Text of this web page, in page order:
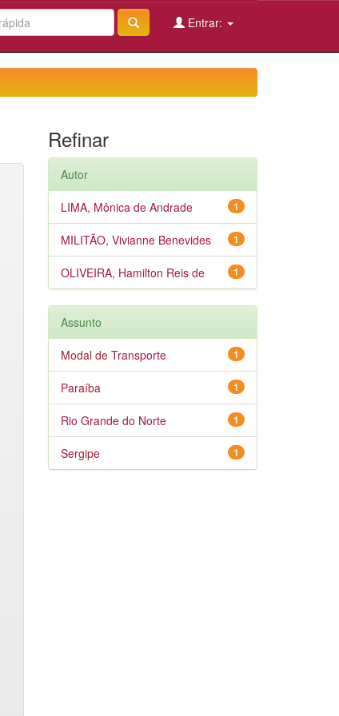
Entrar:
Refinar
Autor
1
LIMA, Mônica de Andrade
1
MILITÃO, Vivianne Benevides
1
OLIVEIRA, Hamilton Reis de
Assunto
1
Modal de Transporte
1
Paraíba
1
Rio Grande do Norte
1
Sergipe